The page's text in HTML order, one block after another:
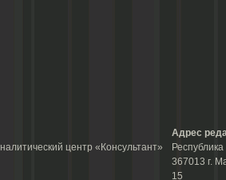
центр «Консультант»
Адрес
367013 г.
15